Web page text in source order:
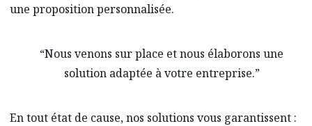
une proposition personnalisée.
“Nous venons sur place et nous élaborons une
solution adaptée à votre entreprise.”
En tout état de cause, nos solutions vous garantissent :